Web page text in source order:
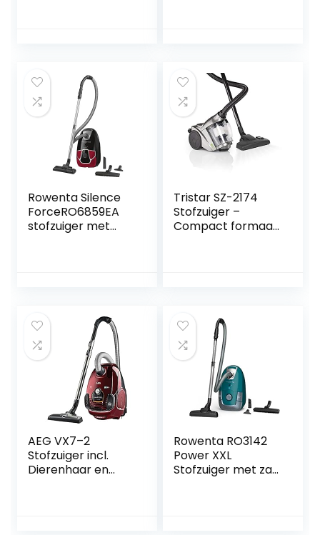
3 liter – Instelbare
zuigkracht –
FC8243/09
Rowenta Silence
ForceRO6859EA
stofzuiger met
Tristar SZ-2174
Stofzuiger –
Compact formaat
AEG VX7–2
Stofzuiger incl.
Dierenhaar en
Rowenta RO3142
Power XXL
Stofzuiger met zak